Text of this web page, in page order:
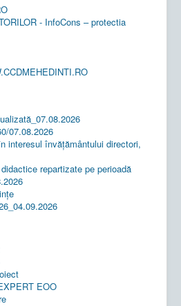
- InfoCons – protectia
07.08.2026
interesul învățământului directori,
repartizate pe perioadă
EOO